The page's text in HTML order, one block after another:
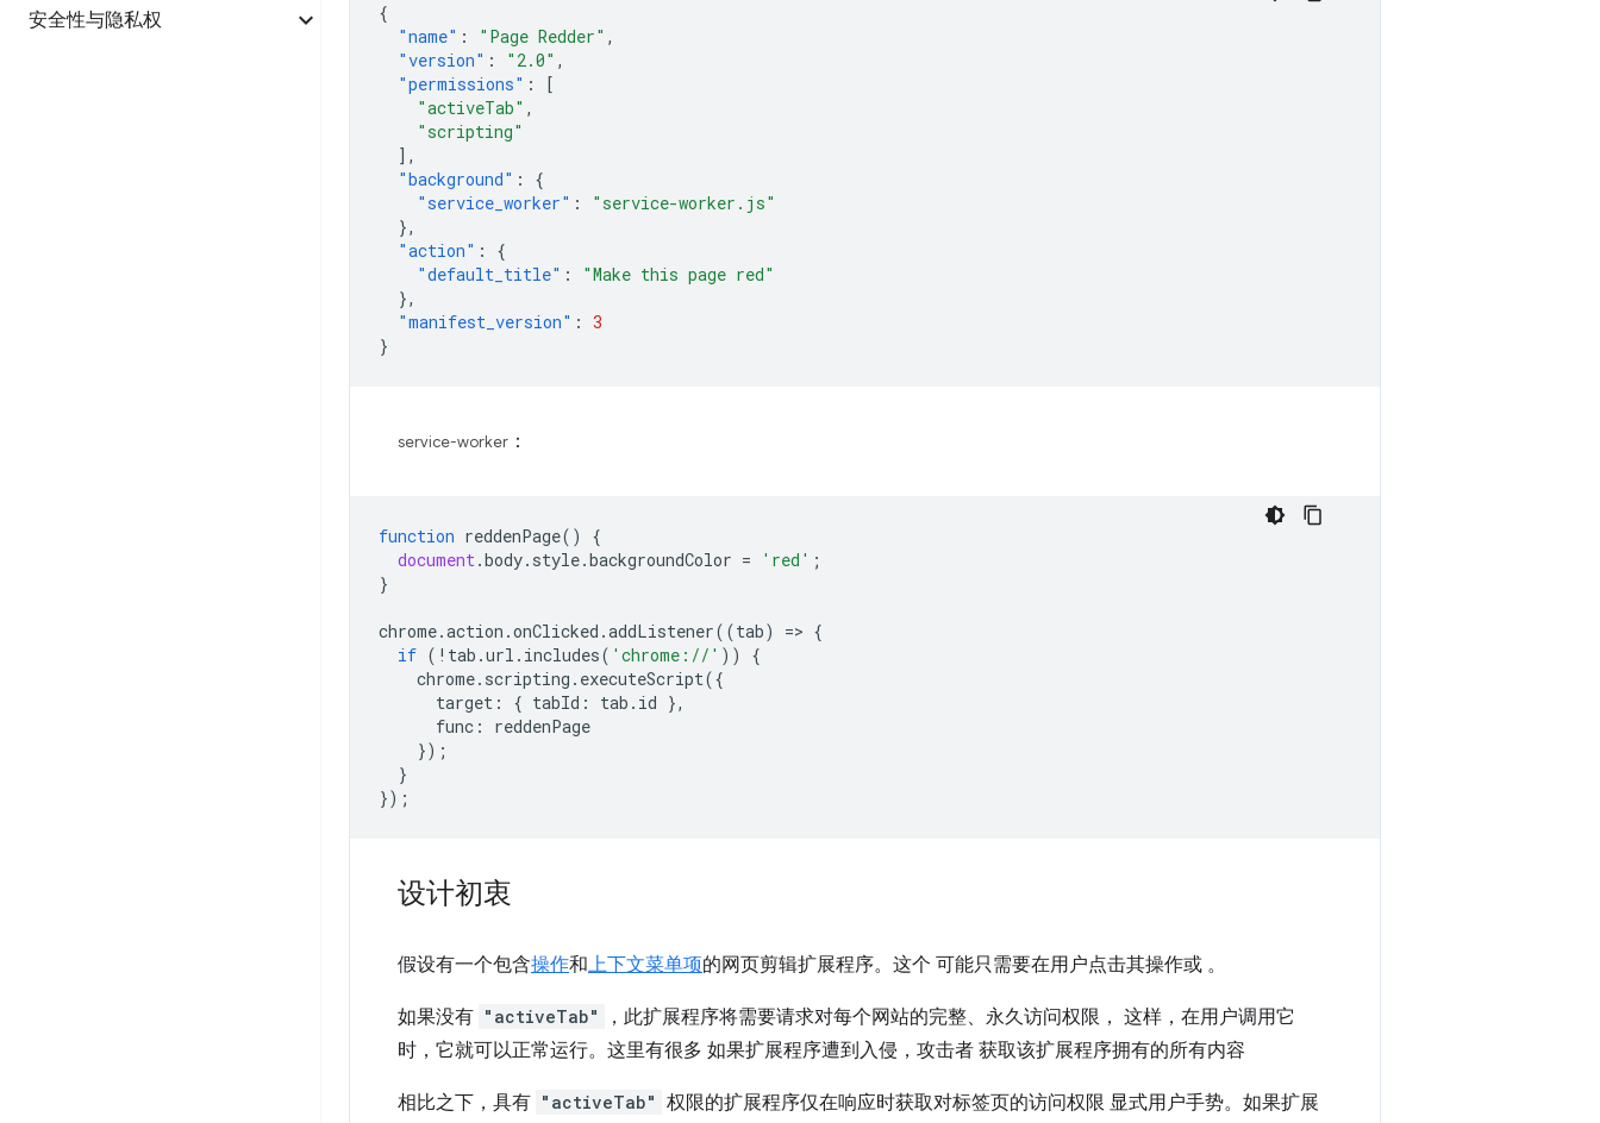
安全性与隐私权
{
"name" : "Page Redder" ,
"version" : "2.0" ,
"permissions" :
[
"activeTab" ,
"scripting"
],
"background" :
{
"service_worker" :
"service-worker.js"
},
"action" :
{
"default_title" :
"Make this page red"
},
"manifest_version" : 3
}
service-worker ：
function reddenPage()
{
document.body. style.backgroundColor = 'red' ;
}
chrome.action .onClicked .addListener((tab) => {
if ( ! tab .url . includes( 'chrome://' ))
{
chrome. scripting . executeScript({
target : { tabId : tab . id },
func :
reddenPage
});
}
});
设计初衷
假设有一个包含操作和上下文菜单项的网页剪辑扩展程序。这个 可能只需要在用户点击其操作或 。
如果没有 "activeTab"
，此扩展程序将需要请求对每个网站的完整、永久访问权限， 这样，在用户调用它
时，它就可以正常运行。这里有很多 如果扩展程序遭到入侵，攻击者 获取该扩展程序拥有的所有内容
相比之下，具有 "activeTab" 权限的扩展程序仅在响应时获取对标签页的访问权限 显式用户手势。如果扩展